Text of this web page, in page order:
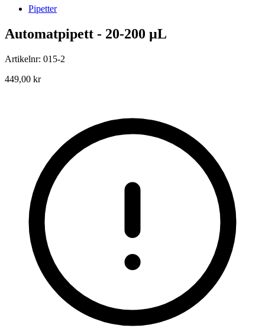
Pipetter
Automatpipett - 20-200 µL
Artikelnr: 015-2
449,00 kr